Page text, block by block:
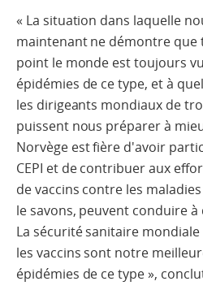
« La situation dans laquelle
maintenant ne démontre que
point le monde est toujours
épidémies de ce type, et à
les dirigeants mondiaux de
puissent nous préparer à
Norvège est fière d'avoir
CEPI et de contribuer aux
de vaccins contre les
le savons, peuvent conduire
La sécurité sanitaire
les vaccins sont notre
épidémies de ce type »,